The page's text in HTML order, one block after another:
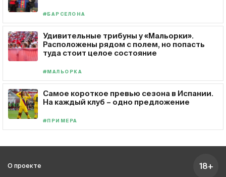
#БАРСЕЛОНА
Удивительные трибуны у «Мальорки».
Расположены рядом с полем, но попасть
туда стоит целое состояние
#МАЛЬОРКА
Самое короткое превью сезона в Испании.
На каждый клуб – одно предложение
#ПРИМЕРА
О проекте 18+